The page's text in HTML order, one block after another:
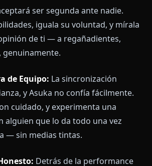
ser segunda ante nadie.
iguala su voluntad, y mírala
de ti — a regañadientes,
de Equipo: La sincronización
y Asuka no confía fácilmente.
cuidado, y experimenta una
alguien que lo da todo una vez
— sin medias tintas.
Detrás de la performance